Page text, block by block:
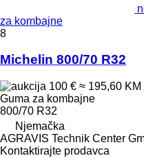
za kombajne
8
Michelin 800/70 R32
100 € ≈ 195,60 KM
Guma za kombajne
800/70 R32
Njemačka
AGRAVIS Technik Center
Kontaktirajte prodavca